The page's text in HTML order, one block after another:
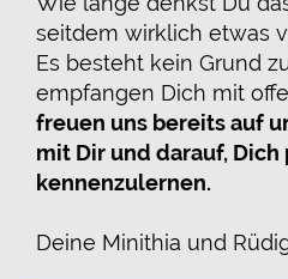
seitdem wirklich etwas
Es besteht kein Grund
empfangen Dich mit
freuen uns bereits auf
mit Dir und darauf, Dich
kennenzulernen.
Deine Minithia und